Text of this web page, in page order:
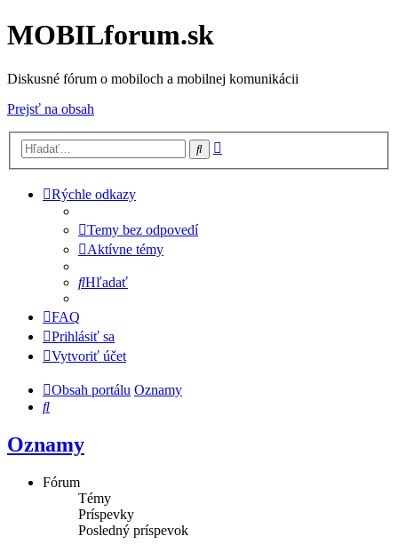
MOBILforum.sk
Diskusné fórum o mobiloch a mobilnej komunikácii
Prejsť na obsah
Hľadať
Rýchle odkazy
Temy bez odpovedí
Aktívne témy
Hľadať
FAQ
Prihlásiť sa
Vytvoriť účet
Obsah portálu Oznamy
Hľadať
Oznamy
Fórum
Témy
Príspevky
Posledný príspevok